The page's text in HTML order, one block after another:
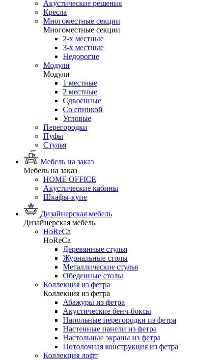
Акустические решения
Кресла
Многоместные секции
Многоместные секции
2-х местные
3-х местные
Недорогие
Модули
Модули
1 местные
2 местные
Сдвоенные
Со спинкой
Угловые
Перегородки
Пуфы
Стулья
Мебель на заказ
Мебель на заказ
HOME OFFICE
Акустические кабины
Шкафы-купе
Дизайнерская мебель
Дизайнерская мебель
HoReCa
HoReCa
Деревянные стулья
Журнальные столы
Металлические стулья
Обеденные столы
Коллекция из фетра
Коллекция из фетра
Абажуры из фетра
Акустические бенч-боксы
Напольные перегородки из фетра
Настенные панели из фетра
Настольные экраны из фетра
Потолочная конструкция из фетра
Коллекция лофт